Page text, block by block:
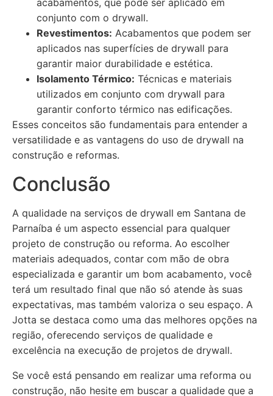
acabamentos, que pode ser aplicado em
conjunto com o drywall.
Revestimentos: Acabamentos que podem ser
aplicados nas superfícies de drywall para
garantir maior durabilidade e estética.
Isolamento Térmico: Técnicas e materiais
utilizados em conjunto com drywall para
garantir conforto térmico nas edificações.
Esses conceitos são fundamentais para entender a
versatilidade e as vantagens do uso de drywall na
construção e reformas.
Conclusão
A qualidade na serviços de drywall em Santana de
Parnaíba é um aspecto essencial para qualquer
projeto de construção ou reforma. Ao escolher
materiais adequados, contar com mão de obra
especializada e garantir um bom acabamento, você
terá um resultado final que não só atende às suas
expectativas, mas também valoriza o seu espaço. A
Jotta se destaca como uma das melhores opções na
região, oferecendo serviços de qualidade e
excelência na execução de projetos de drywall.
Se você está pensando em realizar uma reforma ou
construção, não hesite em buscar a qualidade que a